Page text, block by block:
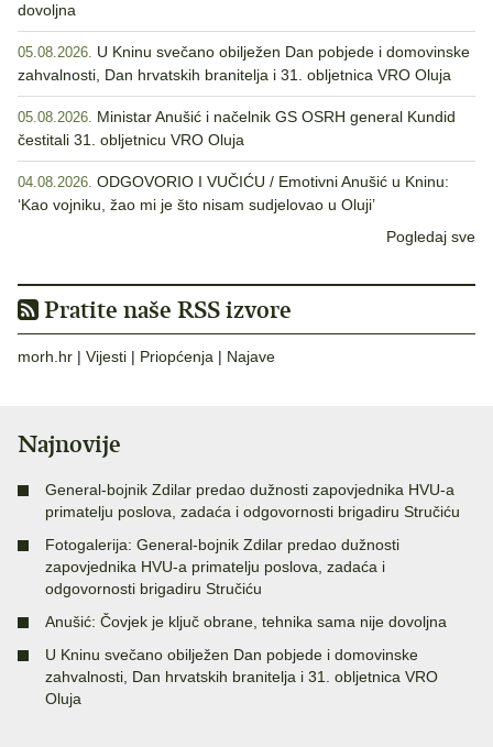
dovoljna
05.08.2026. U Kninu svečano obilježen Dan pobjede i domovinske
zahvalnosti, Dan hrvatskih branitelja i 31. obljetnica VRO Oluja
05.08.2026. Ministar Anušić i načelnik GS OSRH general Kundid
čestitali 31. obljetnicu VRO Oluja
04.08.2026. ODGOVORIO I VUČIĆU / Emotivni Anušić u Kninu:
‘Kao vojniku, žao mi je što nisam sudjelovao u Oluji’
Pogledaj sve
Pratite naše RSS izvore
morh.hr | Vijesti | Priopćenja | Najave
Najnovije
General-bojnik Zdilar predao dužnosti zapovjednika HVU-a
primatelju poslova, zadaća i odgovornosti brigadiru Stručiću
Fotogalerija: General-bojnik Zdilar predao dužnosti
zapovjednika HVU-a primatelju poslova, zadaća i
odgovornosti brigadiru Stručiću
Anušić: Čovjek je ključ obrane, tehnika sama nije dovoljna
U Kninu svečano obilježen Dan pobjede i domovinske
zahvalnosti, Dan hrvatskih branitelja i 31. obljetnica VRO
Oluja